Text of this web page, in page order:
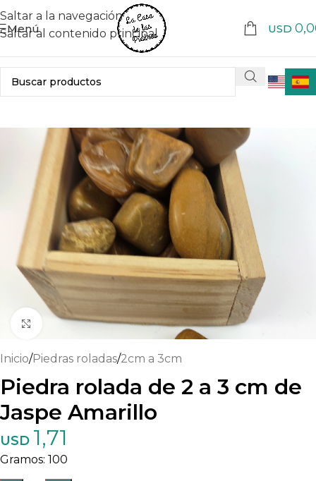
Saltar a la navegación
Saltar al contenido principal
Menú USD
Haga clic para ampliar
Inicio/Piedras roladas/2cm a 3cm
Piedra rolada de 2 a 3 cm de
Jaspe Amarillo
USD 1,71
100